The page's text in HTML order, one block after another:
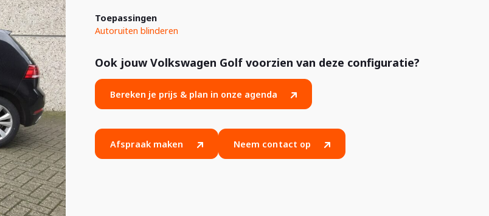
Toepassingen
Autoruiten blinderen
Ook jouw Volkswagen Golf voorzien van deze configuratie?
Bereken je prijs & plan in onze agenda
Afspraak maken Neem contact op